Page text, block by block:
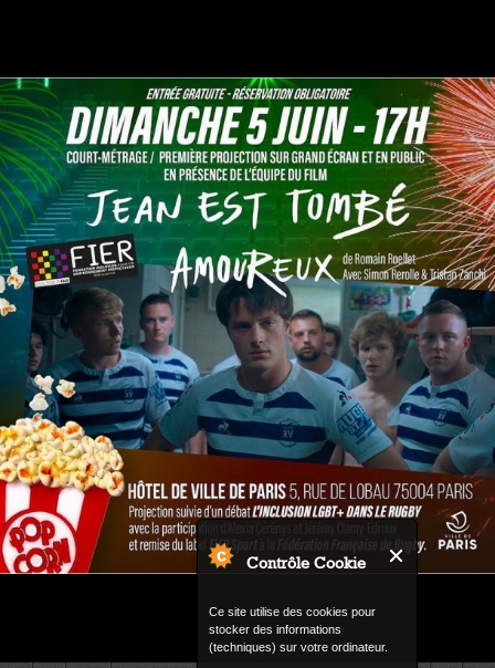
Contrôle Cookie
Ce site utilise des cookies pour
stocker des informations
(techniques) sur votre ordinateur.